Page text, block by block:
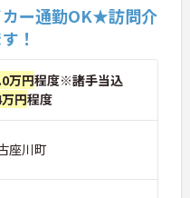
カー通勤OK★訪問介
！
万円程度※諸手当込
円程度
座川町